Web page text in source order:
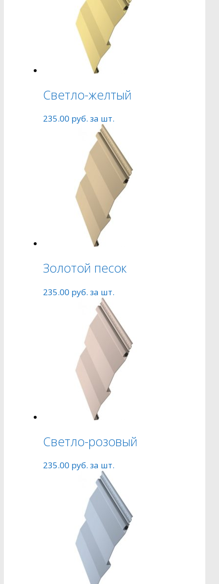
Светло-желтый
235.00 руб. за шт.
Золотой песок
235.00 руб. за шт.
Светло-розовый
235.00 руб. за шт.